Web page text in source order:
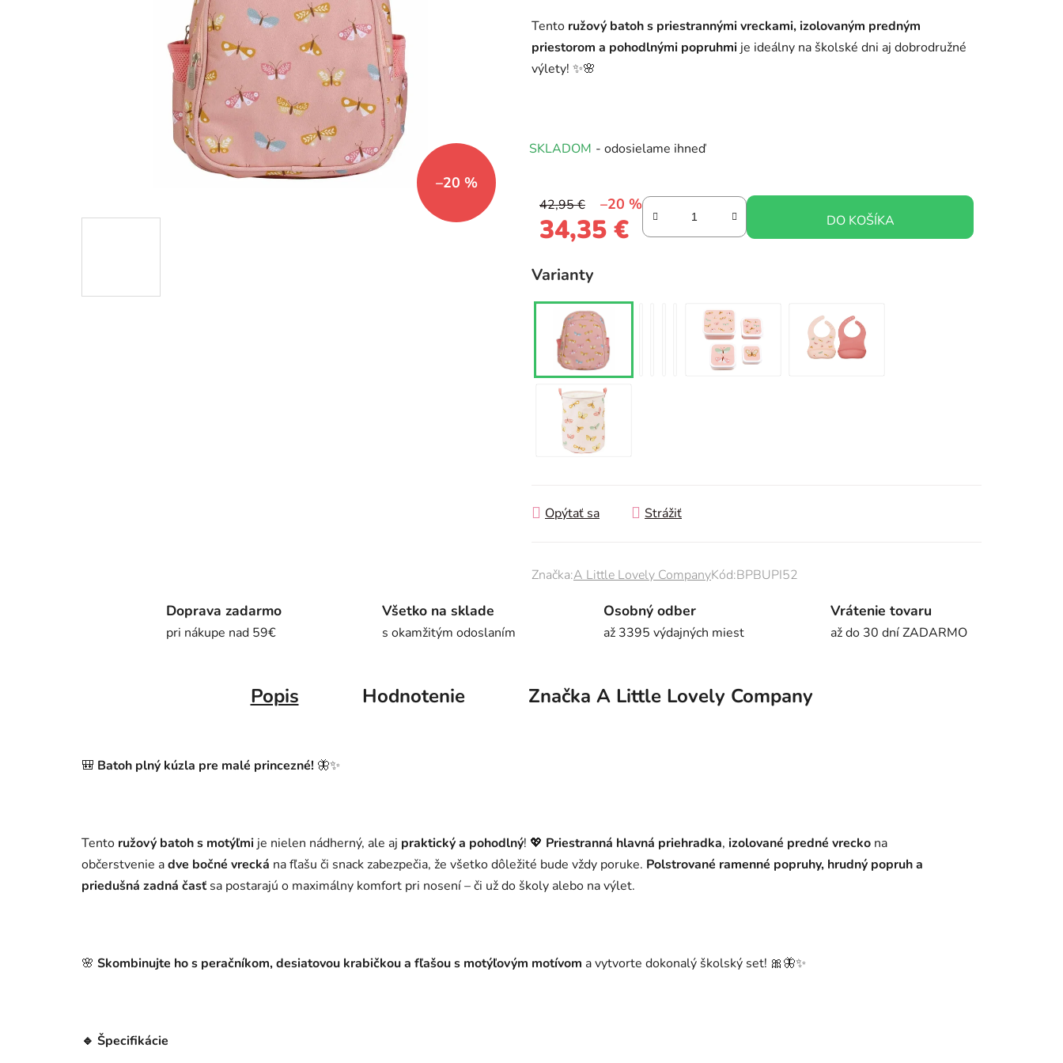
5
hviezdičiek.
Tento ružový batoh s priestrannými vreckami, izolovaným predným
priestorom a pohodlnými popruhmi je ideálny na školské dni aj dobrodružné
výlety! ✨🌸
SKLADOM - odosielame ihneď
42,95 € –20 %
34,35 € DO KOŠÍKA
Varianty
Opýtať sa Strážiť
Značka:A Little Lovely CompanyKód:BPBUPI52
–20 %
Doprava zadarmo
pri nákupe nad 59€
Všetko na sklade
s okamžitým odoslaním
Osobný odber
až 3395 výdajných miest
Vrátenie tovaru
až do 30 dní ZADARMO
Popis Hodnotenie Značka A Little Lovely Company
🎒 Batoh plný kúzla pre malé princezné! 🦋✨
Tento ružový batoh s motýľmi je nielen nádherný, ale aj praktický a pohodlný! 💖 Priestranná hlavná priehradka, izolované predné vrecko na
občerstvenie adve bočné vrecká na fľašu či snack zabezpečia, že všetko dôležité bude vždy poruke. Polstrované ramenné popruhy, hrudný popruh a
priedušná zadná časťsa postarajú o maximálny komfort pri nosení – či už do školy alebo na výlet.
🌸 Skombinujte ho s peračníkom, desiatovou krabičkou a fľašou s motýľovým motívom a vytvorte dokonalý školský set! 🎀🦋✨
🔹 Špecifikácie